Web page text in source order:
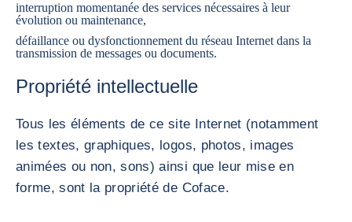
interruption momentanée des services nécessaires à leur
évolution ou maintenance,
défaillance ou dysfonctionnement du réseau Internet dans la
transmission de messages ou documents.
Propriété intellectuelle
Tous les éléments de ce site Internet (notamment
les textes, graphiques, logos, photos, images
animées ou non, sons) ainsi que leur mise en
forme, sont la propriété de Coface.